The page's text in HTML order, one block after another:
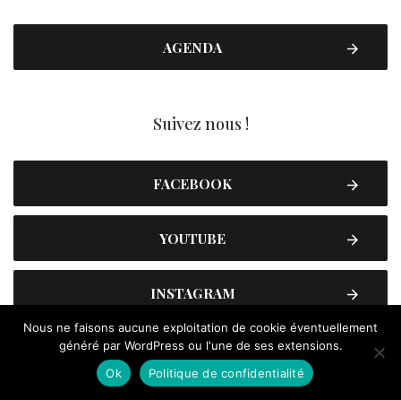
AGENDA
Suivez nous !
FACEBOOK
YOUTUBE
INSTAGRAM
Inscrivez vous !
Nous ne faisons aucune exploitation de cookie éventuellement
généré par WordPress ou l'une de ses extensions.
Ok
Politique de confidentialité